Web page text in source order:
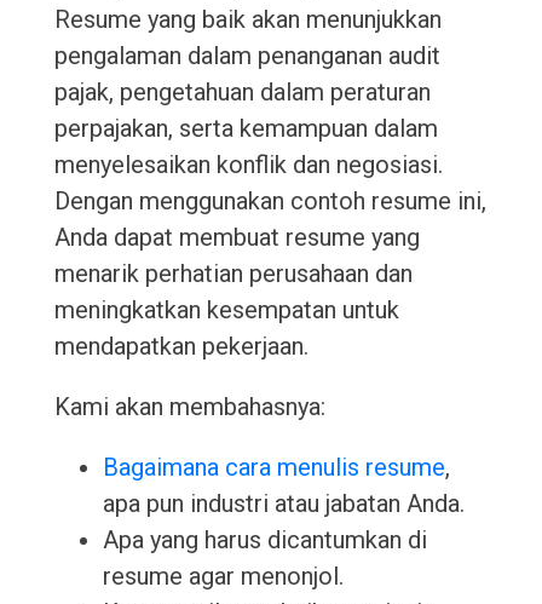
Resume yang baik akan menunjukkan
pengalaman dalam penanganan audit
pajak, pengetahuan dalam peraturan
perpajakan, serta kemampuan dalam
menyelesaikan konflik dan negosiasi.
Dengan menggunakan contoh resume ini,
Anda dapat membuat resume yang
menarik perhatian perusahaan dan
meningkatkan kesempatan untuk
mendapatkan pekerjaan.
Kami akan membahasnya:
Bagaimana cara menulis resume,
apa pun industri atau jabatan Anda.
Apa yang harus dicantumkan di
resume agar menonjol.